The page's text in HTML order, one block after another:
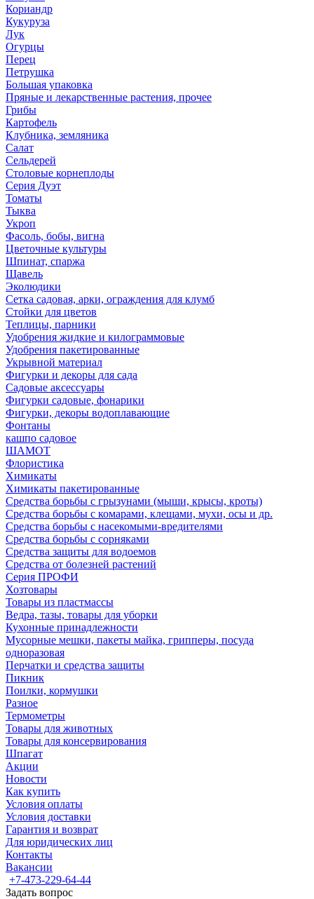
Кориандр
Кукуруза
Лук
Огурцы
Перец
Петрушка
Большая упаковка
Пряные и лекарственные растения, прочее
Грибы
Картофель
Клубника, земляника
Салат
Сельдерей
Столовые корнеплоды
Серия Дуэт
Томаты
Тыква
Укроп
Фасоль, бобы, вигна
Цветочные культуры
Шпинат, спаржа
Щавель
Эколюдики
Сетка садовая, арки, ограждения для клумб
Стойки для цветов
Теплицы, парники
Удобрения жидкие и килограммовые
Удобрения пакетированные
Укрывной материал
Фигурки и декоры для сада
Садовые аксессуары
Фигурки садовые, фонарики
Фигурки, декоры водоплавающие
Фонтаны
кашпо садовое
ШАМОТ
Флористика
Химикаты
Химикаты пакетированные
Средства борьбы с грызунами (мыши, крысы, кроты)
Средства борьбы с комарами, клещами, мухи, осы и др.
Средства борьбы с насекомыми-вредителями
Средства борьбы с сорняками
Средства защиты для водоемов
Средства от болезней растений
Серия ПРОФИ
Хозтовары
Товары из пластмассы
Ведра, тазы, товары для уборки
Кухонные принадлежности
Мусорные мешки, пакеты майка, грипперы, посуда
одноразовая
Перчатки и средства защиты
Пикник
Поилки, кормушки
Разное
Термометры
Товары для животных
Товары для консервирования
Шпагат
Акции
Новости
Как купить
Условия оплаты
Условия доставки
Гарантия и возврат
Для юридических лиц
Контакты
Вакансии
+7-473-229-64-44
Задать вопрос